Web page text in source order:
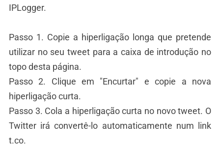
IPLogger.
Passo 1. Copie a hiperligação longa que pretende
utilizar no seu tweet para a caixa de introdução no
topo desta página.
Passo 2. Clique em "Encurtar" e copie a nova
hiperligação curta.
Passo 3. Cola a hiperligação curta no novo tweet. O
Twitter irá convertê-lo automaticamente num link
t.co.